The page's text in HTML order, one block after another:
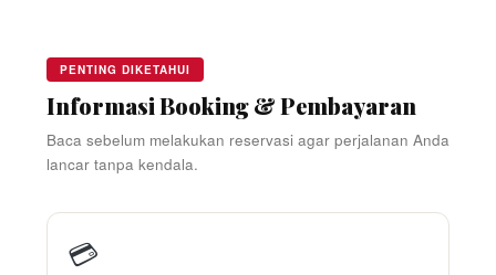
PENTING DIKETAHUI
Informasi Booking & Pembayaran
Baca sebelum melakukan reservasi agar perjalanan Anda
lancar tanpa kendala.
💳